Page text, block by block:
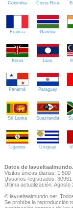
Colombia Costa Rica
Francia Gambia
Kenia Laos
Panamá Paraguay
Sri Lanka Suazilandia
Uganda Uruguay
Datos de
Visitas únicas diarias: 1.500
Usuarios registrados: 30961
Última actualización: Agosto
© lavueltaalmundo.net.
Se prohíbe la reproducción